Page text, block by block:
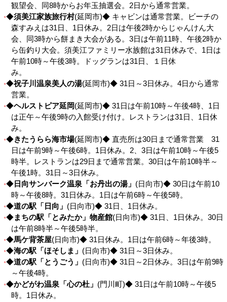
観望会、同8時からお年玉抽選会。2日から通常営業。
◆須美江家族旅行村(延岡市)◆ キャビンは通常営業。ビーチの
森すみえは31日、1日休み。2日は午後2時からじゃんけん大
会、同3時から餅まき大会がある。3日は午前11時、午後2時か
ら缶釣り大会。須美江ファミリー水族館は31日休みで、1日は
午前10時～午後3時。ドッグランは31日、１日休
み。
◆祝子川温泉美人の湯(延岡市)◆ 31日～3日休み。4日から通常
営業。
◆ヘルストピア延岡(延岡市)◆ 31日は午前10時～午後4時、1日
は正午～午後9時の入館受け付け。レストランは31日、1日休
み。
◆きたうらら海市場(延岡市)◆ 直売所は30日まで通常営業 31
日は午前9時～午後6時。1日休み。2、3日は午前10時～午後5
時半。レストランは29日まで通常営業。30日は午前10時半～
午後1時。31日～3日休み。
◆日向サンバーク温泉「お丹出の湯」 (日向市)◆ 30日は午前10
時～午後8時。31日休み。1日は午前6時～午後5時。
◆道の駅「日向」 (日向市)◆ 31日、1日休み。
◆まちの駅「とみたか」物産館(日向市)◆ 31日、1日休み。30日
は午前8時半～午後5時半。
◆馬ケ背茶屋(日向市)◆ 31日休み。1日は午前6時～年後3時。
◆海の駅「ほそしま」 (日向市)◆ 31日～3日休み。
◆道の駅「とうごう」 (日向市)◆ 31日～2日休み。3日は午前9時
～午後4時。
◆かどがわ温泉「心の杜」 (門川町)◆ 31日は午前10時～午後5
時。1日休み。